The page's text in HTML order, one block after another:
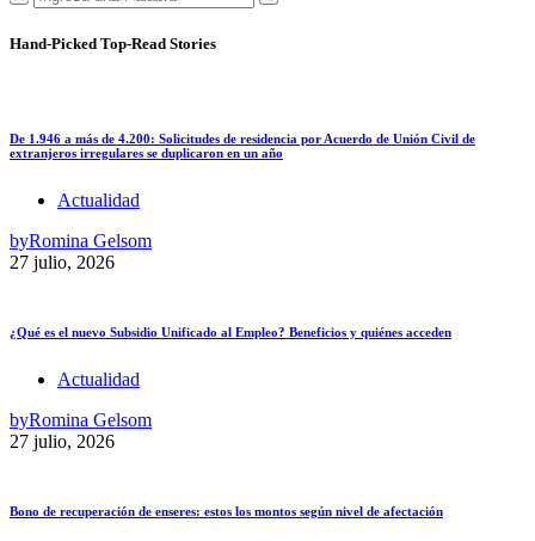
Hand-Picked Top-Read Stories
De 1.946 a más de 4.200: Solicitudes de residencia por Acuerdo de Unión Civil de
extranjeros irregulares se duplicaron en un año
Actualidad
byRomina Gelsom
27 julio, 2026
¿Qué es el nuevo Subsidio Unificado al Empleo? Beneficios y quiénes acceden
Actualidad
byRomina Gelsom
27 julio, 2026
Bono de recuperación de enseres: estos los montos según nivel de afectación